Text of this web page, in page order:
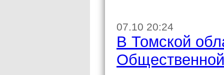
07.10 20:24
В Томской